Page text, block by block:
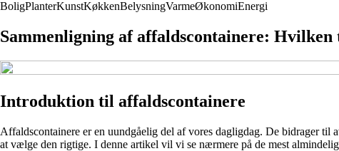
BoligPlanterKunstKøkkenBelysningVarmeØkonomiEnergi
Sammenligning af affaldscontainere: Hvilken
Introduktion til affaldscontainere
Affaldscontainere er en uundgåelig del af vores dagligdag. De bidrager til
at vælge den rigtige. I denne artikel vil vi se nærmere på de mest